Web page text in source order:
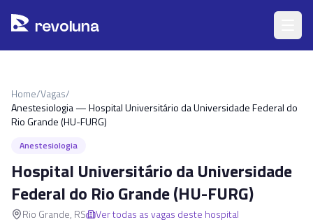
revoluna
Home/Vagas/
Anestesiologia — Hospital Universitário da Universidade Federal do
Rio Grande (HU-FURG)
Anestesiologia
Hospital Universitário da Universidade
Federal do Rio Grande (HU-FURG)
Rio Grande, RS Ver todas as vagas deste hospital